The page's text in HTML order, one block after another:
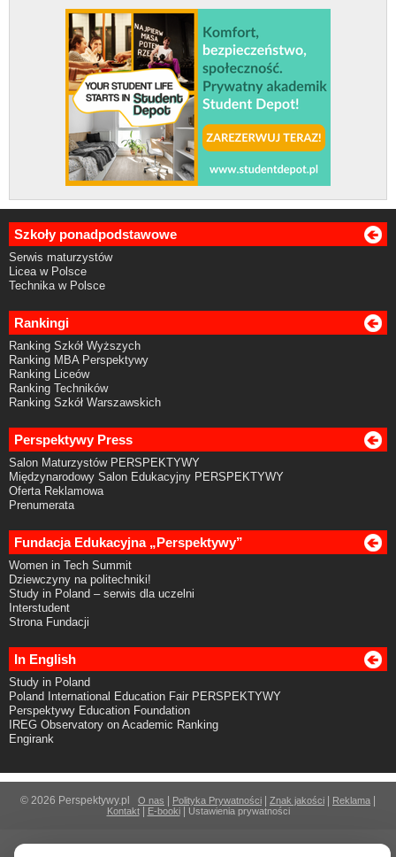
Szkoły ponadpodstawowe
Serwis maturzystów
Licea w Polsce
Technika w Polsce
Rankingi
Ranking Szkół Wyższych
Ranking MBA Perspektywy
Ranking Liceów
Ranking Techników
Ranking Szkół Warszawskich
Perspektywy Press
Salon Maturzystów PERSPEKTYWY
Międzynarodowy Salon Edukacyjny PERSPEKTYWY
Oferta Reklamowa
Prenumerata
Fundacja Edukacyjna „Perspektywy”
Women in Tech Summit
Dziewczyny na politechniki!
Study in Poland – serwis dla uczelni
Interstudent
Strona Fundacji
In English
Study in Poland
Poland International Education Fair PERSPEKTYWY
Perspektywy Education Foundation
IREG Observatory on Academic Ranking
Engirank
© 2026 Perspektywy.pl O nas Polityka Prywatności Znak jakości Reklama
Kontakt| E-booki| Ustawienia prywatności